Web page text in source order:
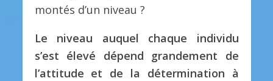
montés d’un niveau ?
Le niveau auquel chaque individu
s’est élevé dépend grandement de
l’attitude et de la détermination à